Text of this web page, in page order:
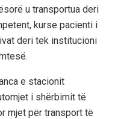
u transportua deri
kurse pacienti i
deri tek institucioni
e stacionit
i shërbimit të
mjet për transport të